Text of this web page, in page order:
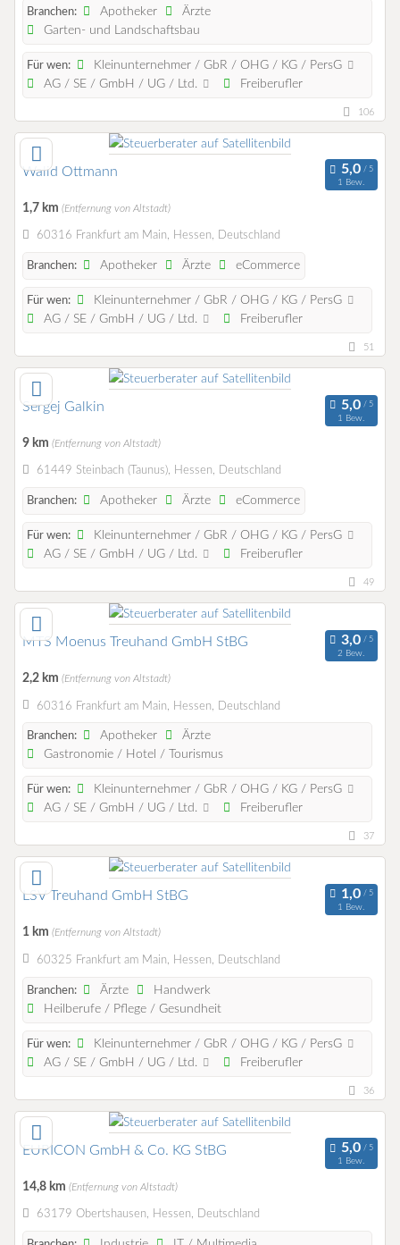
Branchen: Apotheker
Ärzte
Garten- und Landschaftsbau
Für wen:
Kleinunternehmer / GbR / OHG / KG / PersG
AG / SE / GmbH / UG / Ltd.
Freiberufler
106
Walid Ottmann
1 Bew.
1,7 km (Entfernung von Altstadt)
60316 Frankfurt am Main, Hessen, Deutschland
Branchen: Apotheker Ärzte eCommerce
Für wen:
Kleinunternehmer / GbR / OHG / KG / PersG
AG / SE / GmbH / UG / Ltd.
Freiberufler
51
Sergej Galkin
1 Bew.
9 km (Entfernung von Altstadt)
61449 Steinbach (Taunus), Hessen, Deutschland
Branchen: Apotheker Ärzte eCommerce
Für wen:
Kleinunternehmer / GbR / OHG / KG / PersG
AG / SE / GmbH / UG / Ltd.
Freiberufler
49
MTS Moenus Treuhand GmbH StBG
2 Bew.
2,2 km (Entfernung von Altstadt)
60316 Frankfurt am Main, Hessen, Deutschland
Branchen: Apotheker
Ärzte
Gastronomie / Hotel / Tourismus
Für wen:
Kleinunternehmer / GbR / OHG / KG / PersG
AG / SE / GmbH / UG / Ltd.
Freiberufler
37
LSV Treuhand GmbH StBG
1 Bew.
1 km (Entfernung von Altstadt)
60325 Frankfurt am Main, Hessen, Deutschland
Branchen: Ärzte
Handwerk
Heilberufe / Pflege / Gesundheit
Für wen:
Kleinunternehmer / GbR / OHG / KG / PersG
AG / SE / GmbH / UG / Ltd.
Freiberufler
36
EURICON GmbH & Co. KG StBG
1 Bew.
14,8 km (Entfernung von Altstadt)
63179 Obertshausen, Hessen, Deutschland